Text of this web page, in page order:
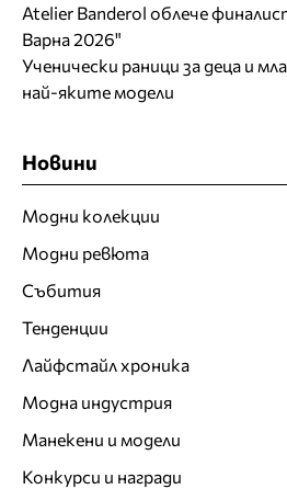
Atelier Banderol облече
Варна 2026"
Ученически раници за деца и
най-яките модели
Новини
Модни колекции
Модни ревюта
Събития
Тенденции
Лайфстайл хроника
Модна индустрия
Манекени и модели
Конкурси и награди